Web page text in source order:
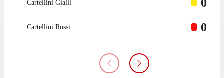
Cartellini Gialli 0
Cartellini Rossi 0